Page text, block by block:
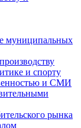
муниципальных
и спорту
и СМИ
рынка